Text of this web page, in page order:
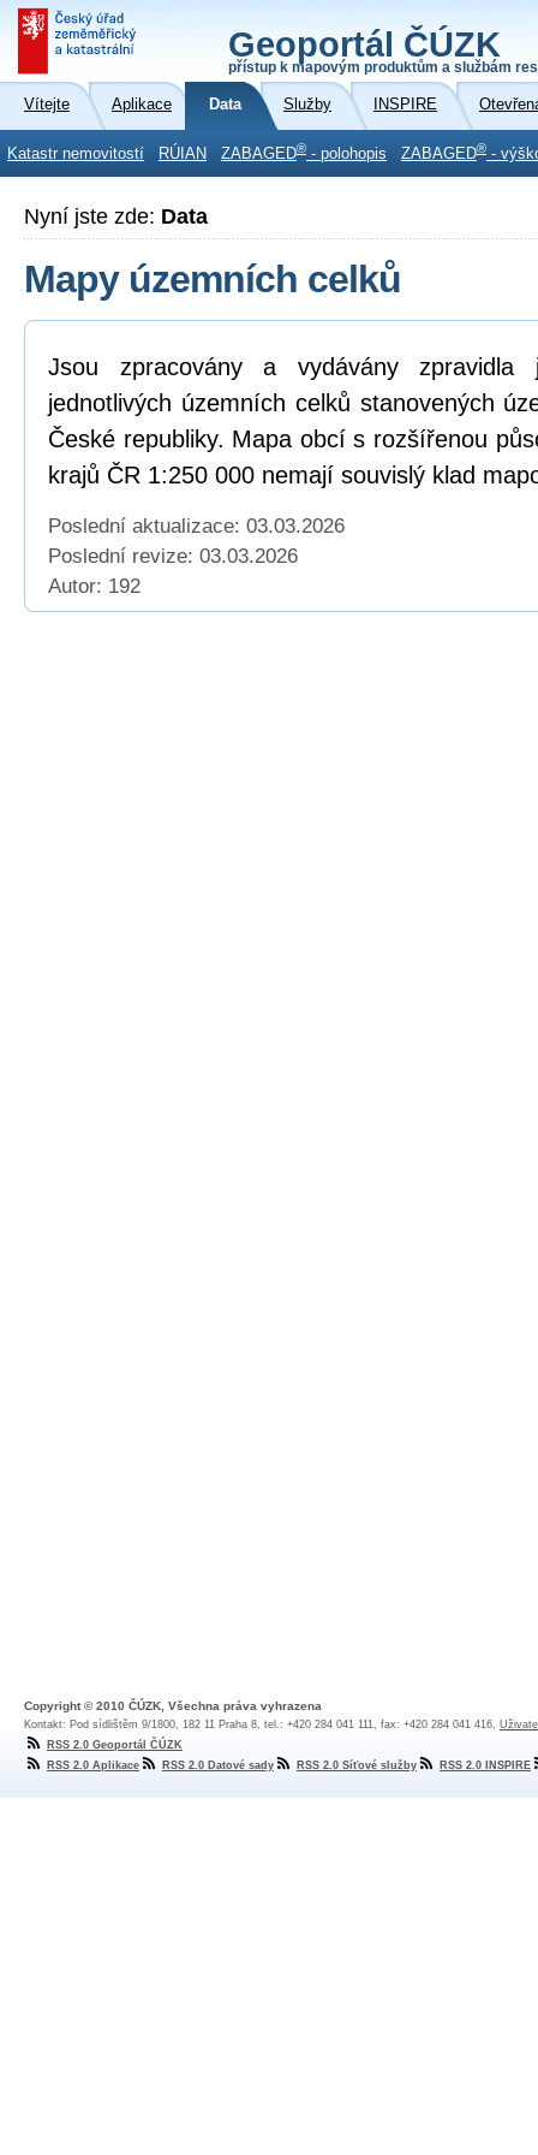
Geoportál ČÚZK
přístup k mapovým produktům a službám
Vítejte Aplikace Data Služby INSPIRE
Katastr nemovitostí RÚIAN ZABAGED® - polohopis ZABAGED® -
Nyní jste zde: Data
Mapy územních celků
Jsou zpracovány a vydávány zpravidla
jednotlivých územních celků stanovených
České republiky. Mapa obcí s rozšířenou
krajů ČR 1:250 000 nemají souvislý klad
Poslední aktualizace: 03.03.2026
Poslední revize: 03.03.2026
Autor: 192
Copyright © 2010 ČÚZK, Všechna práva vyhrazena
Kontakt: Pod sídlištěm 9/1800, 182 11 Praha 8, tel.: +420 284 041 111, fax: +420 284 041 416,
RSS 2.0 Geoportál ČÚZK
RSS 2.0 Aplikace
RSS 2.0 Datové sady RSS 2.0 Síťové služby RSS 2.0 INSPIRE